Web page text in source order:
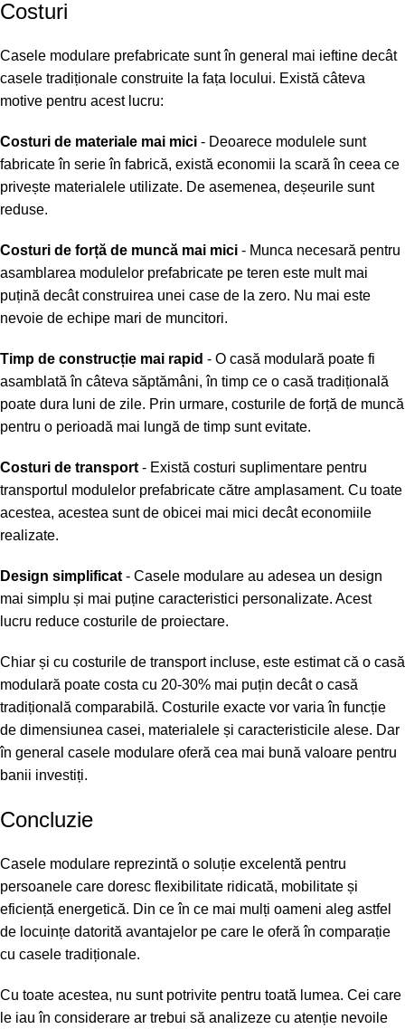
Costuri
Casele modulare prefabricate sunt în general mai ieftine decât
casele tradiționale construite la fața locului. Există câteva
motive pentru acest lucru:
Costuri de materiale mai mici - Deoarece modulele sunt
fabricate în serie în fabrică, există economii la scară în ceea ce
privește materialele utilizate. De asemenea, deșeurile sunt
reduse.
Costuri de forță de muncă mai mici - Munca necesară pentru
asamblarea modulelor prefabricate pe teren este mult mai
puțină decât construirea unei case de la zero. Nu mai este
nevoie de echipe mari de muncitori.
Timp de construcție mai rapid - O casă modulară poate fi
asamblată în câteva săptămâni, în timp ce o casă tradițională
poate dura luni de zile. Prin urmare, costurile de forță de muncă
pentru o perioadă mai lungă de timp sunt evitate.
Costuri de transport - Există costuri suplimentare pentru
transportul modulelor prefabricate către amplasament. Cu toate
acestea, acestea sunt de obicei mai mici decât economiile
realizate.
Design simplificat - Casele modulare au adesea un design
mai simplu și mai puține caracteristici personalizate. Acest
lucru reduce costurile de proiectare.
Chiar și cu costurile de transport incluse, este estimat că o casă
modulară poate costa cu 20-30% mai puțin decât o casă
tradițională comparabilă. Costurile exacte vor varia în funcție
de dimensiunea casei, materialele și caracteristicile alese. Dar
în general casele modulare oferă cea mai bună valoare pentru
banii investiți.
Concluzie
Casele modulare reprezintă o soluție excelentă pentru
persoanele care doresc flexibilitate ridicată, mobilitate și
eficiență energetică. Din ce în ce mai mulți oameni aleg astfel
de locuințe datorită avantajelor pe care le oferă în comparație
cu casele tradiționale.
Cu toate acestea, nu sunt potrivite pentru toată lumea. Cei care
le iau în considerare ar trebui să analizeze cu atenție nevoile